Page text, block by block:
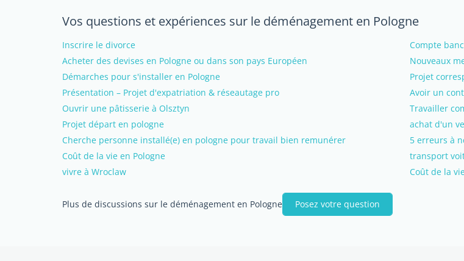
Vos questions et expériences sur le déménagement en Pologne
Inscrire le divorce
Compte
Acheter des devises en Pologne ou dans son pays Européen
Nouveaux
Démarches pour s'installer en Pologne
Projet
Présentation – Projet d'expatriation & réseautage pro
Avoir un
Ouvrir une pâtisserie à Olsztyn
Travailler
Projet départ en pologne
achat d'un
Cherche personne installé(e) en pologne pour travail bien remunérer
5 erreurs à
Coût de la vie en Pologne
transport
vivre à Wroclaw
Coût de la
Plus de discussions sur le déménagement en Pologne Posez votre question